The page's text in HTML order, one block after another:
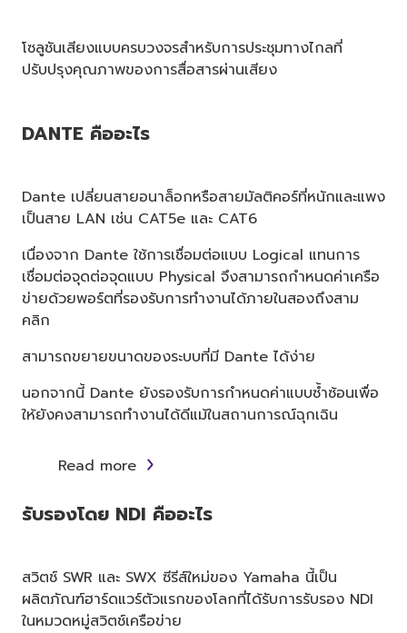
โซลูชันเสียงแบบครบวงจรสำหรับการประชุมทางไกลที่
ปรับปรุงคุณภาพของการสื่อสารผ่านเสียง
DANTE คืออะไร
Dante เปลี่ยนสายอนาล็อกหรือสายมัลติคอร์ที่หนักและแพง
เป็นสาย LAN เช่น CAT5e และ CAT6
เนื่องจาก Dante ใช้การเชื่อมต่อแบบ Logical แทนการ
เชื่อมต่อจุดต่อจุดแบบ Physical จึงสามารถกำหนดค่าเครือ
ข่ายด้วยพอร์ตที่รองรับการทำงานได้ภายในสองถึงสาม
คลิก
สามารถขยายขนาดของระบบที่มี Dante ได้ง่าย
นอกจากนี้ Dante ยังรองรับการกำหนดค่าแบบซ้ำซ้อนเพื่อ
ให้ยังคงสามารถทำงานได้ดีแม้ในสถานการณ์ฉุกเฉิน
Read more
รับรองโดย NDI คืออะไร
สวิตช์ SWR และ SWX ซีรีส์ใหม่ของ Yamaha นี้เป็น
ผลิตภัณฑ์ฮาร์ดแวร์ตัวแรกของโลกที่ได้รับการรับรอง NDI
ในหมวดหมู่สวิตช์เครือข่าย